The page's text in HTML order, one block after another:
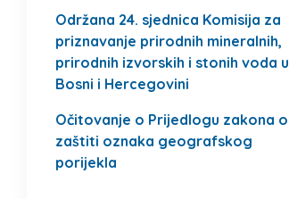
Održana 24. sjednica Komisija za
priznavanje prirodnih mineralnih,
prirodnih izvorskih i stonih voda u
Bosni i Hercegovini
Očitovanje o Prijedlogu zakona o
zaštiti oznaka geografskog
porijekla